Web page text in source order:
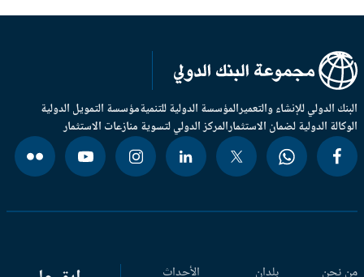
الدولي للإنشاء والتعميرالمؤسسة الدولية للتنميةمؤسسة التمويل الدولية
الدولية لضمان الاستثمارالمركز الدولي لتسوية منازعات الاستثمار
نحن
بلدان
الأحداث